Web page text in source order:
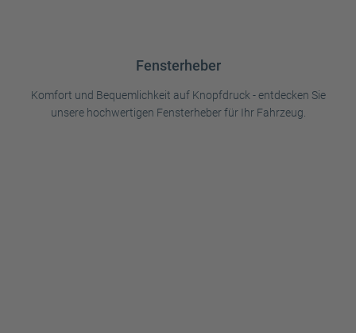
Fensterheber
Komfort und Bequemlichkeit auf Knopfdruck - entdecken Sie
unsere hochwertigen Fensterheber für Ihr Fahrzeug.